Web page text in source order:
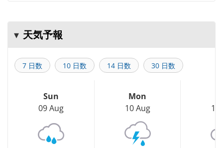
天気予報
7 日数 10 日数 14 日数 30 日数
Sun
09 Aug
Mon
10 Aug
11